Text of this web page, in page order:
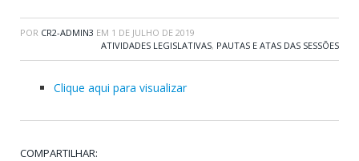
POR CR2-ADMIN3 EM 1 DE JULHO DE 2019
ATIVIDADES LEGISLATIVAS, PAUTAS E ATAS DAS SESSÕES
Clique aqui para visualizar
COMPARTILHAR: